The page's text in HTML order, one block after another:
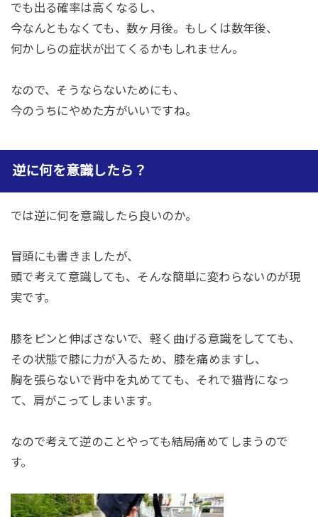
でも出る確率は高くなるし、
今なんともなくても、数ヶ月後。もしくは数年後、
何かしらの症状が出てくるかもしれません。
なので、そうならないためにも、
今のうちにやめた方がいいですね。
逆に何を意識したら？
では逆に何を意識したら良いのか。
冒頭にも書きましたが、
頭で考えて意識しても、そんな簡単に変わらないのが現
実です。
膝をピンと伸ばさないで、軽く曲げる意識をしてても、
その状態で膝に力が入るため、膝を痛めますし、
胸を張らないで背中を丸めてても、それで猫背になっ
て、肩がこってしまいます。
なので考えて逆のことやっても結局痛めてしまうので
す。